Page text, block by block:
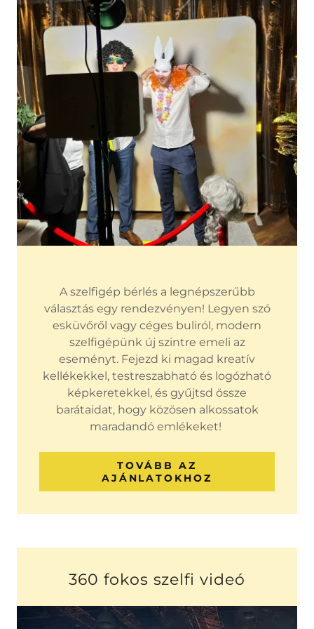
A szelfigép bérlés a legnépszerűbb
választás egy rendezvényen! Legyen szó
esküvőről vagy céges buliról, modern
szelfigépünk új szintre emeli az
eseményt. Fejezd ki magad kreatív
kellékekkel, testreszabható és logózható
képkeretekkel, és gyűjtsd össze
barátaidat, hogy közösen alkossatok
maradandó emlékeket!
TOVÁBB AZ
AJÁNLATOKHOZ
360 fokos szelfi videó